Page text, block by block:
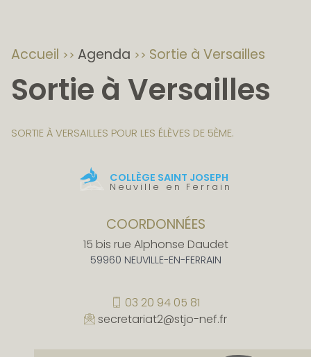
Accueil Agenda Sortie à Versailles
Sortie à Versailles
SORTIE À VERSAILLES POUR LES ÉLÈVES DE 5ÈME.
COLLÈGE SAINT JOSEPH
Neuville en Ferrain
COORDONNÉES
15 bis rue Alphonse Daudet
59960 NEUVILLE-EN-FERRAIN
03 20 94 05 81
secretariat2@stjo-nef.fr